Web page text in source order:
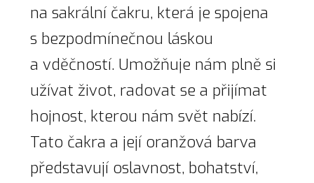
na sakrální čakru, která je spojena
s bezpodmínečnou láskou
a vděčností. Umožňuje nám plně si
užívat život, radovat se a přijímat
hojnost, kterou nám svět nabízí.
Tato čakra a její oranžová barva
představují oslavnost, bohatství,